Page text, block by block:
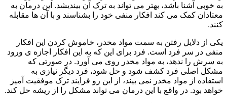
به خوبی آشنا باشد، بهتر می تواند به ترک آن بیندیشد. این درمان به
معتادان کمک می کند افکار منفی خود را بشناسند و با آن ها مقابله
کنند.
یکی از دلایل رفتن به سمت مواد مخدر، خاموش کردن این افکار
منفی در سر فرد است. فرد برای این که به این افکار اجازه ی ورود
به سرش را ندهد، به مواد مخدر روی می آورد. در صورتی که
مشکل اصلی فرد کشف شود و حل شود، فرد دیگر نیازی به
استفاده از مواد مخدر نمی بیند، از این رو فرایند ترک موفقیت آمیز
خواهد بود. در واقع با این درمان می تواند مشکل را از ریشه حل کند.